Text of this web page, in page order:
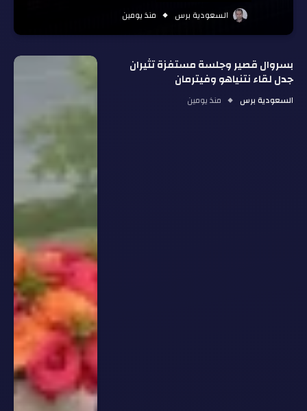
السعودية برس منذ يومين
بسروال قصير وجلسة مستفزة تثيران
جدل لقاء نتنياهو وفيترمان
السعودية برس منذ يومين